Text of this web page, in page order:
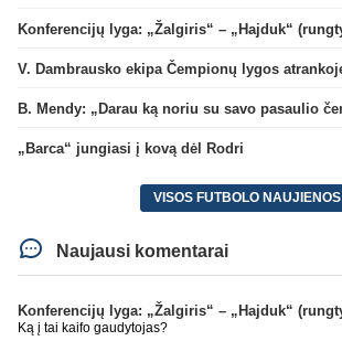
„Barca“ jungiasi į kovą dėl Rodri
VISOS FUTBOLO NAUJIENOS
Naujausi komentarai
Ką į tai kaifo gaudytojas?